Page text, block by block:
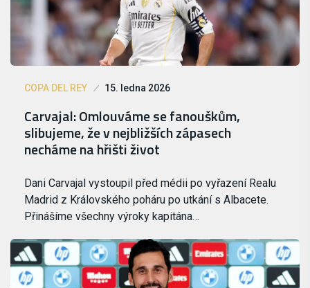
COPA DEL REY 15. ledna 2026
Carvajal: Omlouváme se fanouškům,
slibujeme, že v nejbližších zápasech
necháme na hřišti život
Dani Carvajal vystoupil před médii po vyřazení Realu
Madrid z Královského poháru po utkání s Albacete.
Přinášíme všechny výroky kapitána…